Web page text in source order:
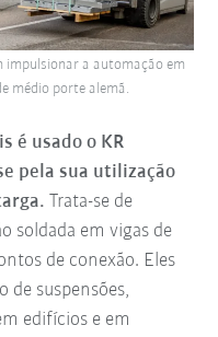
é usado o KR
pela sua utilização
Trata-se de
soldada em vigas de
de conexão. Eles
de suspensões,
edifícios e em
impulsionar a automação em
médio porte alemã.